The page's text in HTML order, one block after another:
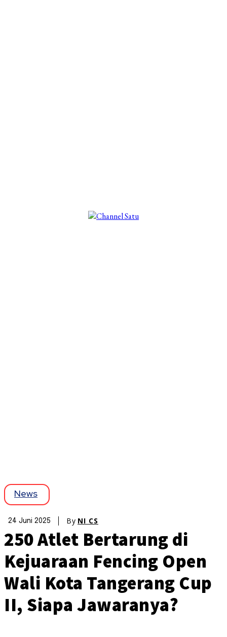
News
24 Juni 2025 By NI CS
250 Atlet Bertarung di
Kejuaraan Fencing Open
Wali Kota Tangerang Cup
II, Siapa Jawaranya?